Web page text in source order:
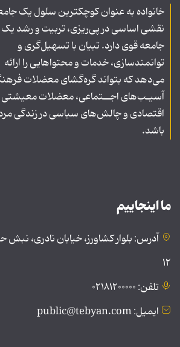
خانواده به عنوان کوچکترین سلول یک
نقشی اساسی در پی‌ریزی، تربیت و رشد یک
جامعه قوی دارد. تبیان با تسهیل‌گری و
توانمندسازی، خدمات و محتواهایی را ارائه
می‌دهد که بتواند گره‌گشای معضلات
آسیـب‌های اجــتماعی، معضلات
اقتصادی و چالش‌های سیاسی در زندگی
باشد.
ما اینجاییم
آدرس: بلوار کشاورز، خیابان نادری،
۱۲
تلفن: ۰۲۱۸۱۲۰۰۰۰۰
ایمیل: public@tebyan.com